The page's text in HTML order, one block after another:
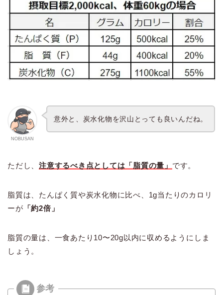
NOBUSAN
意外と、炭水化物を沢山とっても良いんだね。
ただし、注意するべき点としては「脂質の量」 です。
脂質は、たんぱく質や炭水化物に比べ、1g当たりのカロリ
ーが 「約2倍」
脂質の量は、一食あたり10〜20g以内に収めるようにしま
しょう。